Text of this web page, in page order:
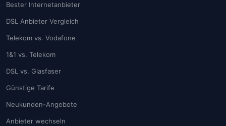
Bester Internetanbieter
DSL Anbieter Vergleich
Telekom vs. Vodafone
1&1 vs. Telekom
DSL vs. Glasfaser
Günstige Tarife
Neukunden-Angebote
Anbieter wechseln